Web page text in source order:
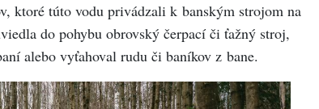
ktoré túto vodu privádzali k banským strojom na
do pohybu obrovský čerpací či ťažný stroj,
alebo vyťahoval rudu či baníkov z bane.